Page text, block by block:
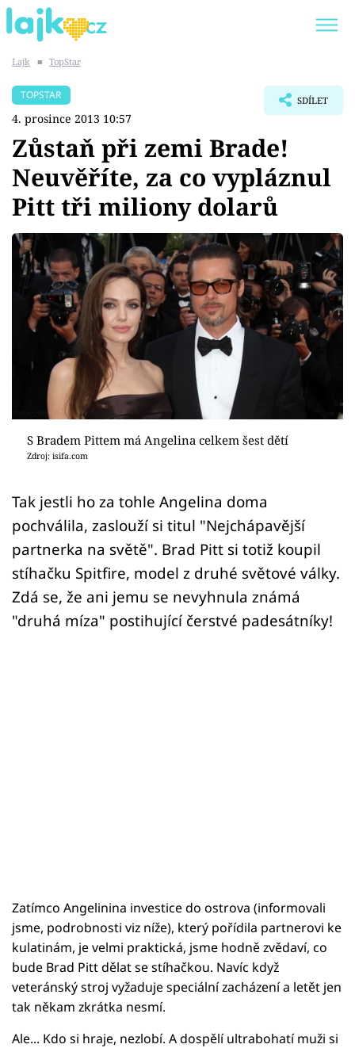
SHOPAHOLICADEL
Témata
Showbyznys
Youtubeři
Virály
Sex a vztahy
Videa
Sledujte prima+
Sledujte nás
Lajk ■ TopStar
TOPSTAR
4. prosince 2013 10:57
SDÍLET
Zůstaň při zemi Brade!
Neuvěříte, za co vypláznul
Pitt tři miliony dolarů
S Bradem Pittem má Angelina celkem šest dětí
Zdroj: isifa.com
Tak jestli ho za tohle Angelina doma
pochválila, zaslouží si titul "Nejchápavější
partnerka na světě". Brad Pitt si totiž koupil
stíhačku Spitfire, model z druhé světové války.
Zdá se, že ani jemu se nevyhnula známá
"druhá míza" postihující čerstvé padesátníky!
Zatímco Angelinina investice do ostrova (informovali
jsme, podrobnosti viz níže), který pořídila partnerovi ke
kulatinám, je velmi praktická, jsme hodně zvědaví, co
bude Brad Pitt dělat se stíhačkou. Navíc když
veteránský stroj vyžaduje speciální zacházení a letět jen
tak někam zkrátka nesmí.
Ale... Kdo si hraje, nezlobí. A dospělí ultrabohatí muži si